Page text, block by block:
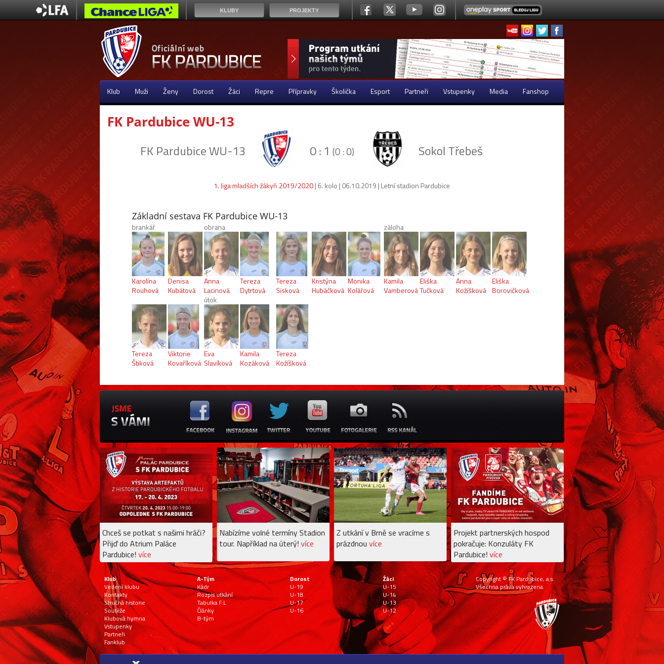
Klub Muži Ženy Dorost Žáci Repre Přípravky Školička Esport Partneři Vstupenky Media Fanshop
FK Pardubice WU-13
FK Pardubice WU-13
0 : 1 (0 : 0) Sokol Třebeš
1. liga mladších žákyň 2019/2020| 6. kolo | 06.10.2019 | Letní stadion Pardubice
Základní sestava FK Pardubice WU-13
brankář
Karolína
Rouhová
Denisa
Kubátová
obrana
Anna
Lacinová
Tereza
Dytrtová
Tereza
Sisková
Kristýna
Hubáčková
Monika
Kolářová
záloha
Kamila
Vamberová
Eliška
Tučková
Anna
Kožíšková
Eliška
Borovičková
Tereza
Štiková
Viktorie
Kovaříková
útok
Eva
Slavíková
Kamila
Kozáková
Tereza
Kožíšková
Chceš se potkat s našimi hráči?
Přijď do Atrium Paláce
Pardubice! více
Nabízíme volné termíny Stadion
tour. Například na úterý! více
Z utkání v Brně se vracíme s
prázdnou více
Projekt partnerských hospod
pokračuje: Konzuláty FK
Pardubice! více
Klub
Vedení klubu
Kontakty
Stručná historie
Soutěže
Klubová hymna
Vstupenky
Partneři
Fanklub
A-Tým
Kádr
Rozpis utkání
Tabulka F:L
Články
B-tým
Dorost
U-19
U-18
U-17
U-16
Źáci
U-15
U-14
U-13
U-12
Copyright © FK Pardubice, a.s.
Všechna práva vyhrazena.
KLUBY PROJEKTY